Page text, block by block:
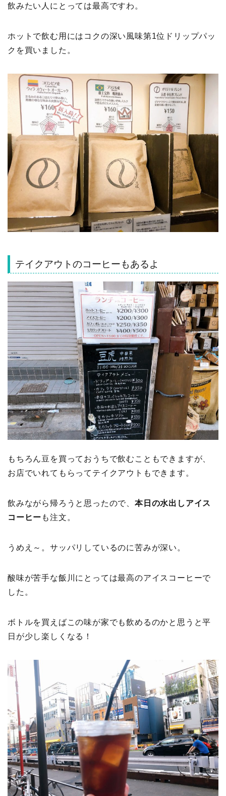
飲みたい人にとっては最高ですわ。
ホットで飲む用にはコクの深い風味第1位ドリップパッ
クを買いました。
テイクアウトのコーヒーもあるよ
もちろん豆を買っておうちで飲むこともできますが、
お店でいれてもらってテイクアウトもできます。
飲みながら帰ろうと思ったので、本日の水出しアイス
コーヒー も注文。
うめえ～。サッパリしているのに苦みが深い。
酸味が苦手な飯川にとっては最高のアイスコーヒーで
した。
ボトルを買えばこの味が家でも飲めるのかと思うと平
日が少し楽しくなる！